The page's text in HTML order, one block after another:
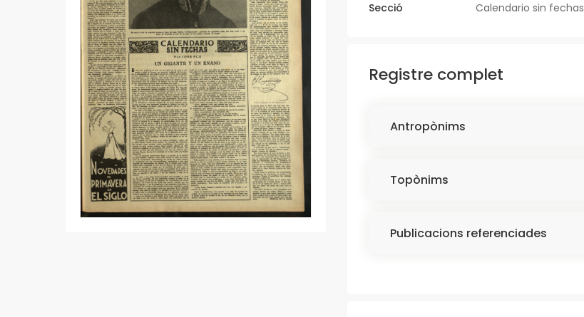
Secció
Calendario sin fechas
Registre complet
Antropònims
Topònims
Publicacions referenciades